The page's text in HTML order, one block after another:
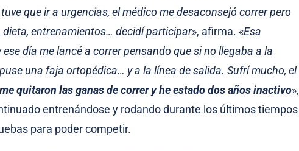
que ir a urgencias, el médico me desaconsejó correr pero
entrenamientos… decidí participar», afirma. «Esa
día me lancé a correr pensando que si no llegaba a la
una faja ortopédica… y a la línea de salida. Sufrí mucho, el
quitaron las ganas de correr y he estado dos años inactivo»,
entrenándose y rodando durante los últimos tiempos
para poder competir.